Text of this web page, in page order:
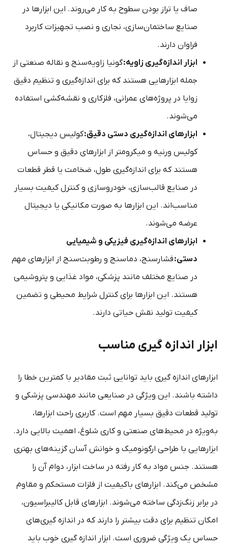
صاف یا تراز بودن سطوح به کار می‌روند. این ابزارها در
صنایع ساختمان‌سازی، نجاری و نصب تجهیزات کاربرد
فراوان دارند.
ابزار اندازه‌گیری زاویه:گونیا زاویه‌سنج و نقاله صنعتی از
جمله ابزارهایی هستند که برای اندازه‌گیری و تنظیم دقیق
زوایا در پروژه‌های عمرانی، فلزکاری و نقشه‌کشی استفاده
می‌شوند.
ابزارهای اندازه‌گیری دستی دقیق:کولیس دیجیتال،
کولیس ورنیه و میکرومتر از ابزارهای دقیق و حساس
هستند که برای اندازه‌گیری طول، ضخامت یا قطر قطعات
در صنایع قالب‌سازی، خودروسازی و کنترل کیفیت بسیار
مناسب‌اند. این ابزارها به صورت مکانیکی یا دیجیتال
عرضه می‌شوند.
ابزارهای اندازه‌گیری فیزیکی و شیمیایی
دستی:فشارسنج، دماسنج و رطوبت‌سنج از ابزارهای مهم
در صنایع مختلف مانند پزشکی، مواد غذایی و پتروشیمی
هستند. این ابزارها برای کنترل شرایط محیطی و تضمین
کیفیت تولید نقش حیاتی دارند.
ابزار اندازه‌ گیری مناسب
ابزارهای اندازه‌ گیری باید توانایی ثبت مقادیر با کمترین خطا را
داشته باشند. این ویژگی در صنایعی مانند مهندسی پزشکی و
تولید قطعات دقیق بسیار مهم است. کاربری راحت ابزارها،
به‌ویژه در محیط‌های صنعتی و کاری شلوغ، اهمیت بالایی دارد.
ابزارهایی با طراحی ارگونومیک و خوانش آسان گزینه‌های بهتری
هستند. جنس مواد به کار رفته در ساخت ابزار، دوام آن را
مشخص می‌کند. ابزارهای باکیفیت از فلزات مستحکم و مقاوم
در برابر زنگ‌زدگی ساخته می‌شوند. ابزارهای قابل کالیبراسیون،
امکان تنظیم برای دقت بیشتر را دارند که در اندازه‌ گیری‌های
حساس یک ویژگی ضروری است. ابزار اندازه‌ گیری خوب باید